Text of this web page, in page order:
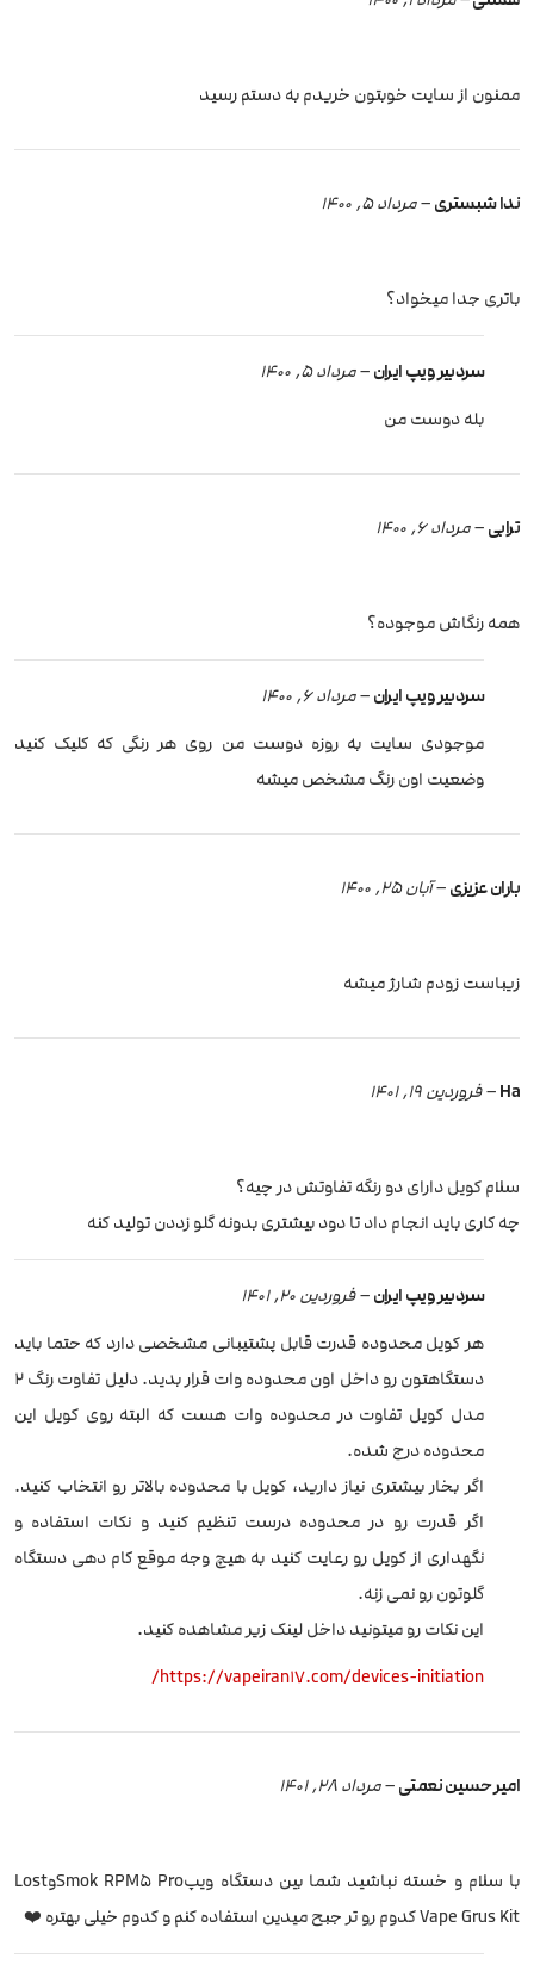
ممنون از سایت خوبتون خریدم به دستم رسید
ندا شبستری–مرداد 5, 1400
باتری جدا میخواد؟
سردبیر ویپ ایران– مرداد 5, 1400
بله دوست من
ترابی–مرداد 6, 1400
همه رنگاش موجوده؟
سردبیر ویپ ایران– مرداد 6, 1400
موجودی سایت به روزه دوست من روی هر رنگی که کلیک کنید
وضعیت اون رنگ مشخص میشه
باران عزیزی–آبان 25, 1400
زیباست زودم شارژ میشه
Ha
–فروردین 19, 1401
سلام کویل دارای دو رنگه تفاوتش در چیه؟
چه کاری باید انجام داد تا دود بیشتری بدونه گلو زددن تولید کنه
سردبیر ویپ ایران– فروردین 20, 1401
هر کویل محدوده قدرت قابل پشتیبانی مشخصی دارد که حتما باید
دستگاهتون رو داخل اون محدوده وات قرار بدید. دلیل تفاوت رنگ 2
مدل کویل تفاوت در محدوده وات هست که البته روی کویل این
محدوده درج شده.
اگر بخار بیشتری نیاز دارید، کویل با محدوده بالاتر رو انتخاب کنید.
اگر قدرت رو در محدوده درست تنظیم کنید و نکات استفاده و
نگهداری از کویل رو رعایت کنید به هیچ وجه موقع کام دهی دستگاه
گلوتون رو نمی زنه.
این نکات رو میتونید داخل لینک زیر مشاهده کنید.
https://vapeiran17.com/devices-initiation/
امیر حسین نعمتی–مرداد 28, 1401
با سلام و خسته نباشید شما بین دستگاه ویپSmok RPM5 ProوLost
Vape Grus Kit کدوم رو تر جبح میدین استفاده کنم و کدوم خیلی بهتره ❤️